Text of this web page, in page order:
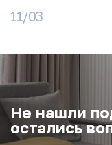
11/03
Не нашли
остались